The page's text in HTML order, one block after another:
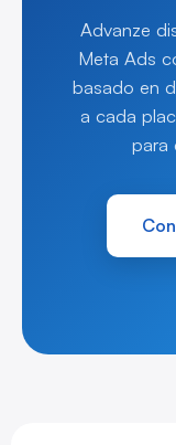
Advanze
Meta Ads
basado en
a cada
para